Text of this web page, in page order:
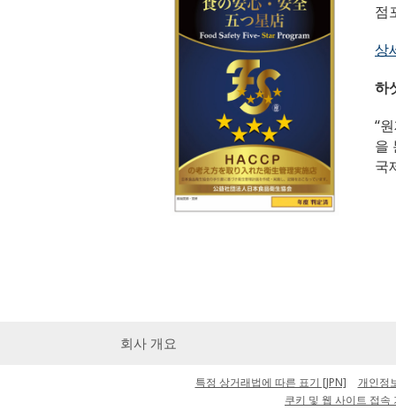
점
상
하
“
을
국
회사 개요
특정 상거래법에 따른 표기 [JPN]
개인정
쿠키 및 웹 사이트 접속